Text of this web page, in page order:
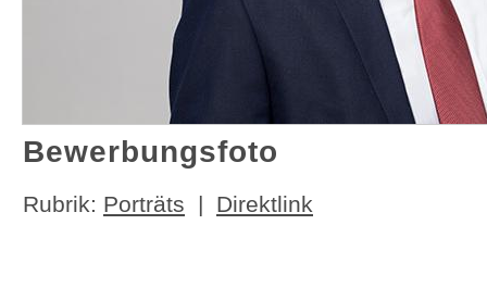
Bewerbungsfoto
Rubrik: Porträts | Direktlink